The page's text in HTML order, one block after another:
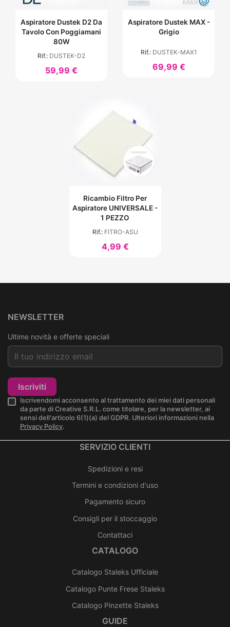
Aspiratore Dustek D2 Da
Tavolo Con Poggiamani
80W
Rif.: DUSTEK-D2
59,99 €
Aspiratore Dustek MAX -
Grigio
Rif.: DUSTEK-MAX1
69,99 €
Ricambio Filtro Per
Aspiratore UNIVERSALE -
1 PEZZO
Rif.: FITRO-ASU
4,99 €
NEWSLETTER
Ultime novità e offerte speciali
Iscriviti
Iscrivendomi acconsento al trattamento dei miei dati personali
da parte di Creative S.R.L. come titolare, per la newsletter, ai
sensi dell'articolo 6(1)(a) del GDPR. Ulteriori informazioni nella
Privacy Policy.
SERVIZIO CLIENTI
Spedizioni e resi
Termini e condizioni d'uso
Pagamento sicuro
Consigli per il stoccaggio
Contattaci
CATALOGO
Catalogo Staleks Ufficiale
Catalogo Punte Frese Staleks
Catalogo Pinzette Staleks
GUIDE